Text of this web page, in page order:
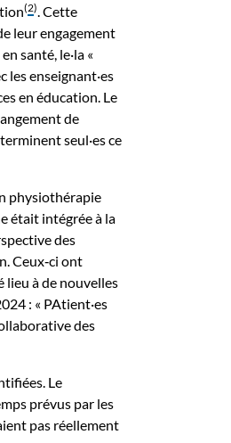
(2). Cette
leur engagement
santé, le·la «
enseignant·es
en éducation. Le
de
seul·es ce
physiothérapie
était intégrée à la
des
Ceux‑ci ont
lieu à de nouvelles
: « PAtient·es
des
Le
prévus par les
pas réellement